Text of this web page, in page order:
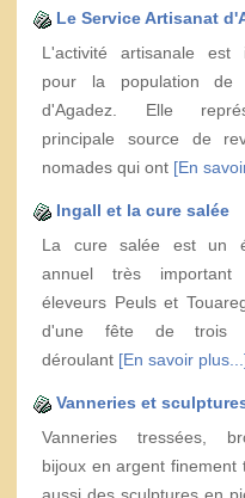
Le Service Artisanat
L'activité artisanale est
pour la population de
d'Agadez. Elle
principale source de
nomades qui ont [En
Ingall et la cure salée
La cure salée est un
annuel très
éleveurs Peuls et
d'une fête de trois
déroulant [En savoir
Vanneries et
Vanneries tressées,
bijoux en argent finement